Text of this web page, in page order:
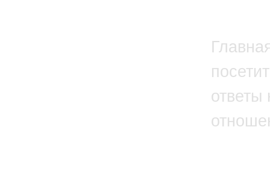
ответы